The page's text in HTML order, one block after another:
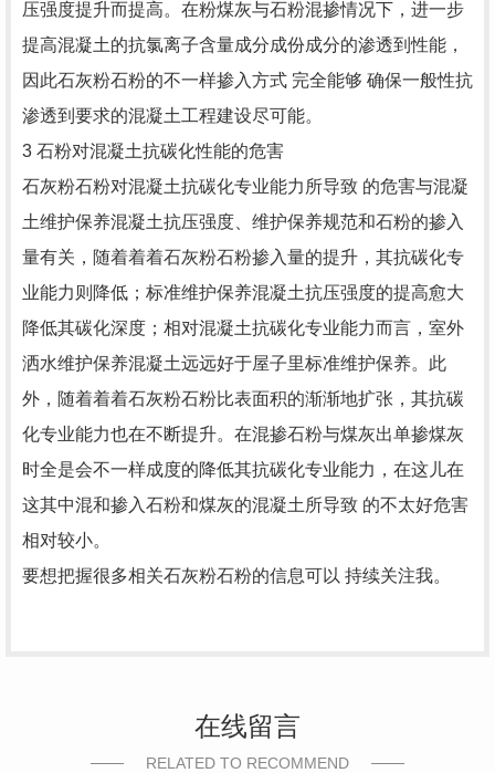
压强度提升而提高。在粉煤灰与石粉混掺情况下，进一步
提高混凝土的抗氯离子含量成分成份成分的渗透到性能，
因此石灰粉石粉的不一样掺入方式 完全能够 确保一般性抗
渗透到要求的混凝土工程建设尽可能。
3 石粉对混凝土抗碳化性能的危害
石灰粉石粉对混凝土抗碳化专业能力所导致 的危害与混凝
土维护保养混凝土抗压强度、维护保养规范和石粉的掺入
量有关，随着着着石灰粉石粉掺入量的提升，其抗碳化专
业能力则降低；标准维护保养混凝土抗压强度的提高愈大
降低其碳化深度；相对混凝土抗碳化专业能力而言，室外
洒水维护保养混凝土远远好于屋子里标准维护保养。此
外，随着着着石灰粉石粉比表面积的渐渐地扩张，其抗碳
化专业能力也在不断提升。在混掺石粉与煤灰出单掺煤灰
时全是会不一样成度的降低其抗碳化专业能力，在这儿在
这其中混和掺入石粉和煤灰的混凝土所导致 的不太好危害
相对较小。
要想把握很多相关石灰粉石粉的信息可以 持续关注我。
在线留言
RELATED TO RECOMMEND